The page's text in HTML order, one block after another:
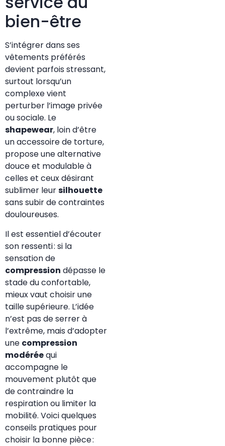
bien-être
S’intégrer dans ses
vêtements préférés
devient parfois stressant,
surtout lorsqu’un
complexe vient
perturber l’image privée
ou sociale. Le
shapewear, loin d’être
un accessoire de torture,
propose une alternative
douce et modulable à
celles et ceux désirant
sublimer leursilhouette
sans subir de contraintes
douloureuses.
Il est essentiel d’écouter
son ressenti : si la
sensation de
compression dépasse le
stade du confortable,
mieux vaut choisir une
taille supérieure. L’idée
n’est pas de serrer à
l’extrême, mais d’adopter
une compression
modéréequi
accompagne le
mouvement plutôt que
de contraindre la
respiration ou limiter la
mobilité. Voici quelques
conseils pratiques pour
choisir la bonne pièce :